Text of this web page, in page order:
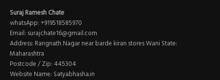
Suraj Ramesh Chate
whatsApp: +919518585970
Email: surajchate16@gmail.com
Address: Rangnath Nagar near barde kiran stores Wani State:
Maharashtra
Postcode / Zip: 445304
Website Name: Satyabhasha.in